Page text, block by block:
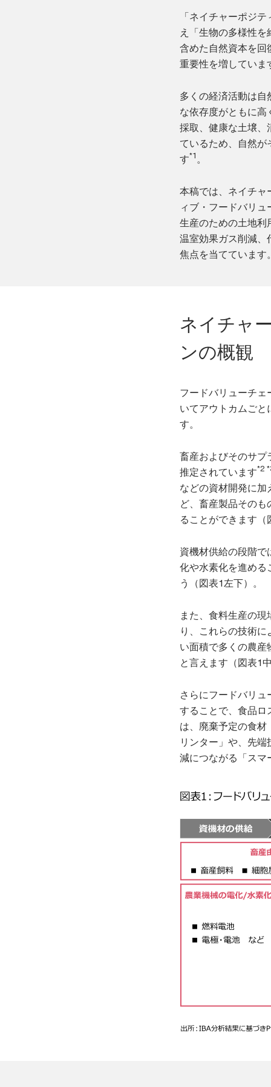
「ネイチャーポジ
え「生物の多様性
含めた自然資本を回
重要性を増していま
多くの経済活動は自
な依存度がともに高
採取、健康な土壌、
ているため、自然が
す*1 。
本稿では、ネイチャ
ィブ・フードバリ
生産のための土地利
温室効果ガス削減、
焦点を当てています
ネイチャ
ンの概観
フードバリューチェ
いてアウトカムごと
す。
畜産およびそのサプ
推定されています*2
などの資材開発に加
ど、畜産製品その
ることができます（
資機材供給の段階で
化や水素化を進める
う（図表1左下）。
また、食料生産の
り、これらの技術
い面積で多くの農産
と言えます（図表1
さらにフードバリ
することで、食品ロ
は、廃棄予定の食
リンター」や、先
減につながる「スマ